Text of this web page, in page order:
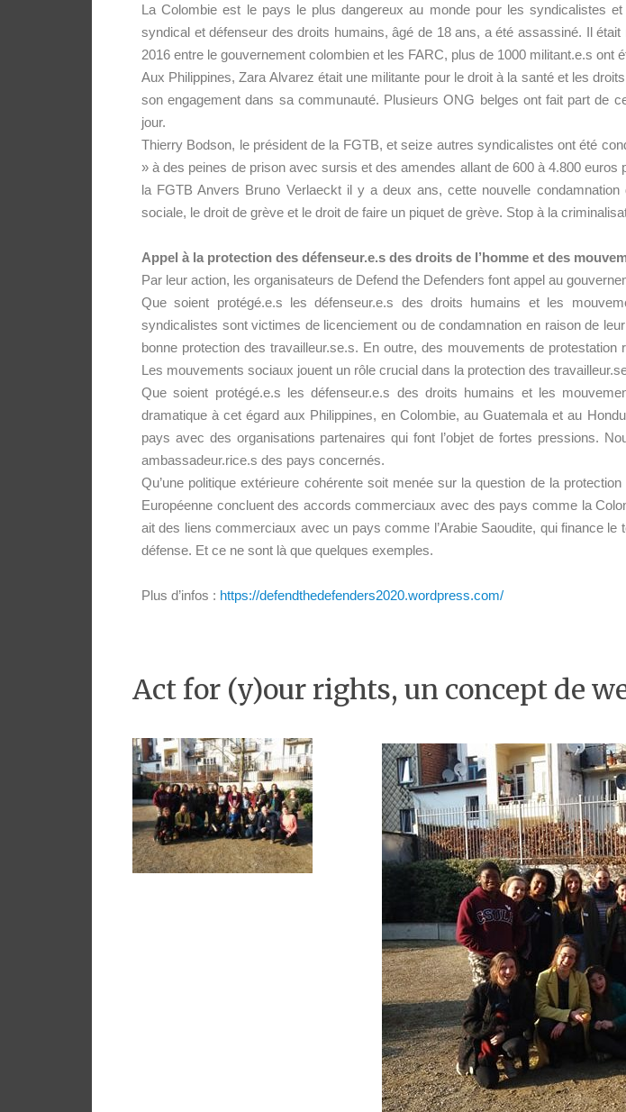
La Colombie est le pays le plus dangereux au monde pour les syndicalistes
syndical et défenseur des droits humains, âgé de 18 ans, a été assassiné. Il
2016 entre le gouvernement colombien et les FARC, plus de 1000 militant.e.s ont
Aux Philippines, Zara Alvarez était une militante pour le droit à la santé et les
son engagement dans sa communauté. Plusieurs ONG belges ont fait part de
jour.
Thierry Bodson, le président de la FGTB, et seize autres syndicalistes ont été
» à des peines de prison avec sursis et des amendes allant de 600 à 4.800
la FGTB Anvers Bruno Verlaeckt il y a deux ans, cette nouvelle
sociale, le droit de grève et le droit de faire un piquet de grève. Stop à la
Appel à la protection des défenseur.e.s des droits de l’homme et des
Par leur action, les organisateurs de Defend the Defenders font appel au
Que soient protégé.e.s les défenseur.e.s des droits humains et les
syndicalistes sont victimes de licenciement ou de condamnation en raison de
bonne protection des travailleur.se.s. En outre, des mouvements de
Les mouvements sociaux jouent un rôle crucial dans la protection des
Que soient protégé.e.s les défenseur.e.s des droits humains et les
dramatique à cet égard aux Philippines, en Colombie, au Guatemala et au
pays avec des organisations partenaires qui font l’objet de fortes pressions.
ambassadeur.rice.s des pays concernés.
Qu’une politique extérieure cohérente soit menée sur la question de la
Européenne concluent des accords commerciaux avec des pays comme la
ait des liens commerciaux avec un pays comme l’Arabie Saoudite, qui finance
défense. Et ce ne sont là que quelques exemples.
Plus d’infos : https://defendthedefenders2020.wordpress.com/
Act for (y)our rights, un concept de